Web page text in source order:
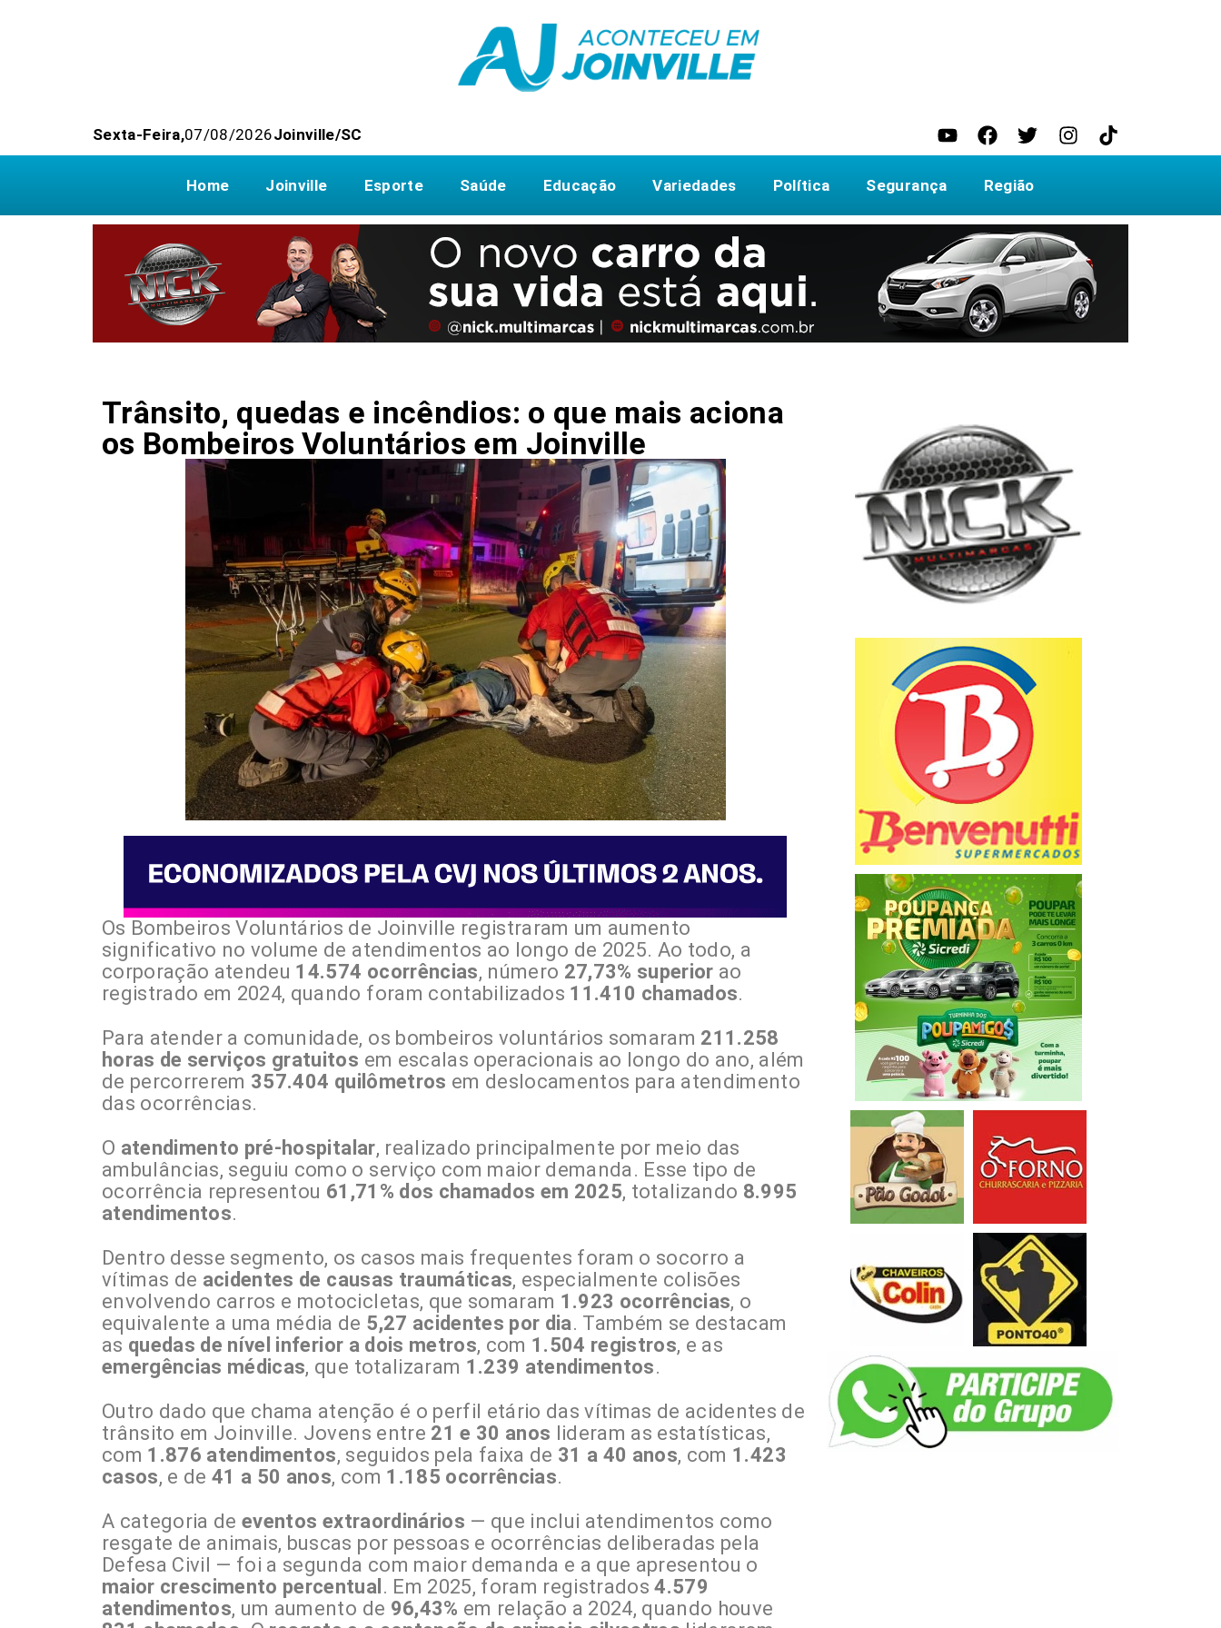
Sexta-Feira,07/08/2026Joinville/SC
Home Joinville Esporte Saúde Educação Variedades Política Segurança Região
Trânsito, quedas e incêndios: o que mais aciona
os Bombeiros Voluntários em Joinville
Os Bombeiros Voluntários de Joinville registraram um aumento
significativo no volume de atendimentos ao longo de 2025. Ao todo, a
corporação atendeu 14.574 ocorrências, número 27,73% superior ao
registrado em 2024, quando foram contabilizados 11.410 chamados.
Para atender a comunidade, os bombeiros voluntários somaram 211.258
horas de serviços gratuitos em escalas operacionais ao longo do ano, além
de percorrerem 357.404 quilômetros em deslocamentos para atendimento
das ocorrências.
O atendimento pré-hospitalar, realizado principalmente por meio das
ambulâncias, seguiu como o serviço com maior demanda. Esse tipo de
ocorrência representou 61,71% dos chamados em 2025, totalizando 8.995
atendimentos.
Dentro desse segmento, os casos mais frequentes foram o socorro a
vítimas de acidentes de causas traumáticas, especialmente colisões
envolvendo carros e motocicletas, que somaram 1.923 ocorrências, o
equivalente a uma média de 5,27 acidentes por dia. Também se destacam
as quedas de nível inferior a dois metros, com 1.504 registros, e as
emergências médicas, que totalizaram 1.239 atendimentos.
Outro dado que chama atenção é o perfil etário das vítimas de acidentes de
trânsito em Joinville. Jovens entre 21 e 30 anos lideram as estatísticas,
com 1.876 atendimentos, seguidos pela faixa de 31 a 40 anos, com 1.423
casos, e de41 a 50 anos, com 1.185 ocorrências.
A categoria deeventos extraordinários — que inclui atendimentos como
resgate de animais, buscas por pessoas e ocorrências deliberadas pela
Defesa Civil — foi a segunda com maior demanda e a que apresentou o
maior crescimento percentual . Em 2025, foram registrados4.579
atendimentos, um aumento de 96,43% em relação a 2024, quando houve